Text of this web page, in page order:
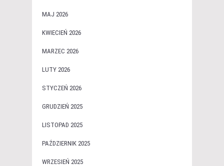
MAJ 2026
KWIECIEŃ 2026
MARZEC 2026
LUTY 2026
STYCZEŃ 2026
GRUDZIEŃ 2025
LISTOPAD 2025
PAŹDZIERNIK 2025
WRZESIEŃ 2025